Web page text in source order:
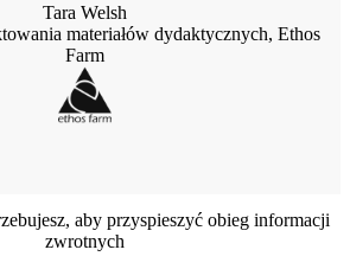
Tara Welsh
materiałów dydaktycznych, Ethos
Farm
aby przyspieszyć obieg informacji
zwrotnych